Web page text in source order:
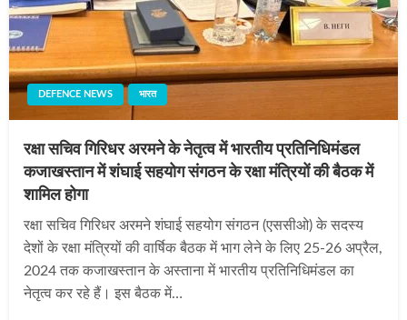
DEFENCE NEWS भारत
रक्षा सचिव गिरिधर अरमने के नेतृत्व में भारतीय प्रतिनिधिमंडल
कजाखस्तान में शंघाई सहयोग संगठन के रक्षा मंत्रियों की बैठक में
शामिल होगा
रक्षा सचिव गिरिधर अरमने शंघाई सहयोग संगठन (एससीओ) के सदस्य
देशों के रक्षा मंत्रियों की वार्षिक बैठक में भाग लेने के लिए 25-26 अप्रैल,
2024 तक कजाखस्तान के अस्ताना में भारतीय प्रतिनिधिमंडल का
नेतृत्व कर रहे हैं। इस बैठक में…